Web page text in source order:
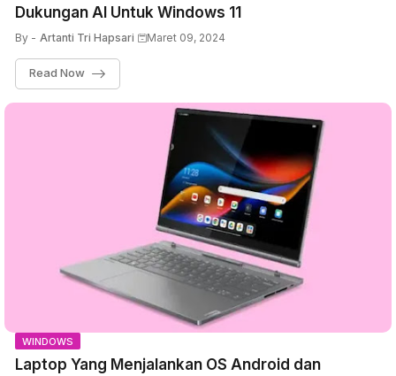
Dukungan AI Untuk Windows 11
By - Artanti Tri Hapsari Maret 09, 2024
Read Now
WINDOWS
Laptop Yang Menjalankan OS Android dan